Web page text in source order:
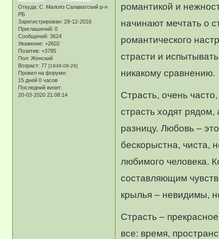
Откуда: С. Малояз Салаватский р-н
РБ
Зарегистрирован: 29-12-2016
Приглашений: 0
Сообщений: 3624
Уважение: +2602
Позитив: +3785
Пол: Женский
Возраст: 77 [1948-08-26]
Провел на форуме:
15 дней 0 часов
Последний визит:
20-03-2020 21:08:14
романтикой и
начинают мечтать о
романтического
страсти и
никакому сравнению.
Страсть, очень
страсть ходят
разницу. Любовь –
бескорыстна, чиста,
любимого человека.
составляющим
крылья – невидимы,
Страсть –
все: время,